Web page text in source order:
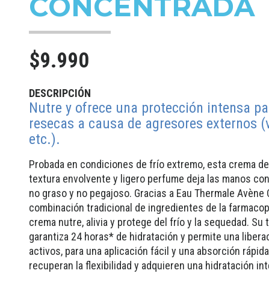
$9.990
DESCRIPCIÓN
Nutre y ofrece una protección intensa
resecas a causa de agresores externos
etc.).
Probada en condiciones de frío extremo, esta crema
textura envolvente y ligero perfume deja las manos
no graso y no pegajoso. Gracias a Eau Thermale Avène
combinación tradicional de ingredientes de la
crema nutre, alivia y protege del frío y la sequedad. Su
garantiza 24 horas* de hidratación y permite una
activos, para una aplicación fácil y una absorción
recuperan la flexibilidad y adquieren una hidratación